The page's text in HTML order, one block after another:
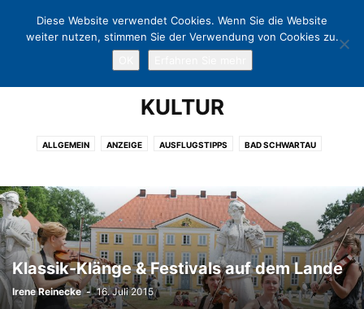
KULTUR
ALLGEMEIN ANZEIGE AUSFLUGSTIPPS BAD SCHWARTAU
KULTUR LÜBECK
NIENDORF OSTHOLSTEIN PÖNITZ
SCHÜRSDORF SHOPPING SPORT TERMINE
TIMMENDORFER STRAND TRAVEMÜNDE WARNSDORF
Klassik-Klänge & Festivals auf dem Lande
Irene Reinecke - 16. Juli 2015
Diese Website verwendet Cookies. Wenn Sie die Website
weiter nutzen, stimmen Sie der Verwendung von Cookies zu.